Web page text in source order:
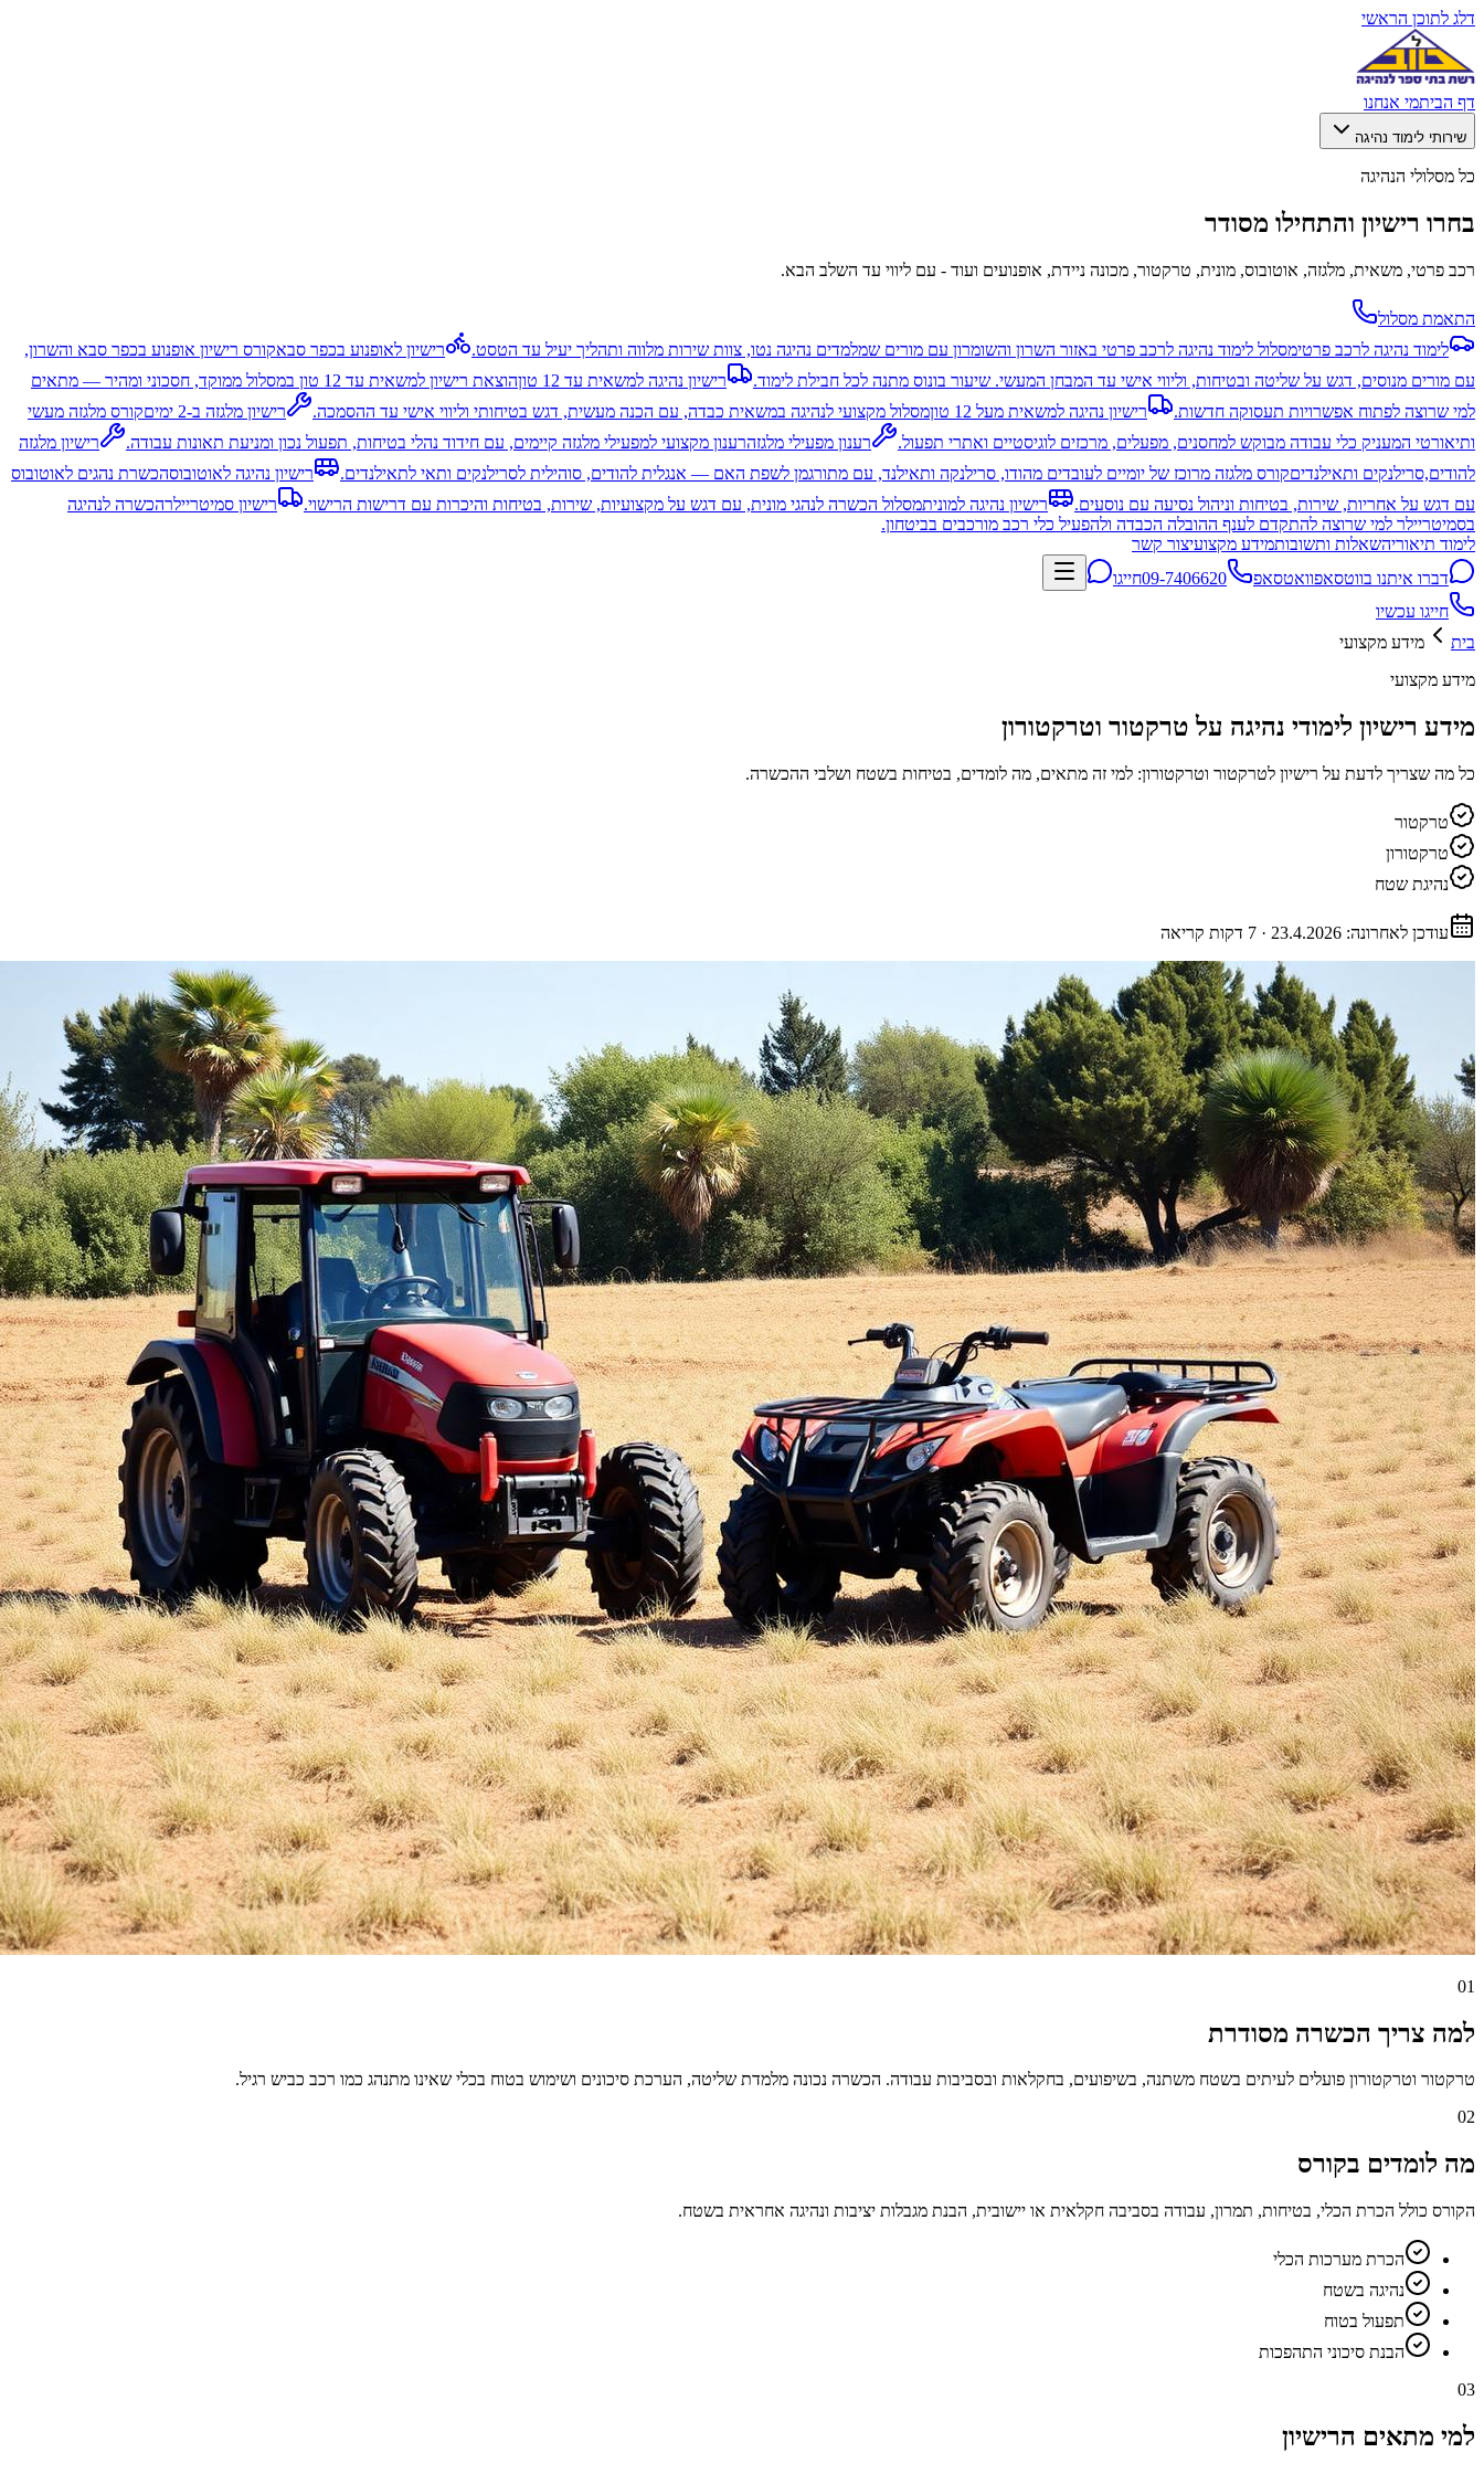
דלג לתוכן הראשי
דף הביתמי אנחנו
שירותי לימוד נהיגה
כל מסלולי הנהיגה
בחרו רישיון והתחילו מסודר
רכב פרטי, משאית, מלגזה, אוטובוס, מונית, טרקטור, מכונה ניידת, אופנועים ועוד - עם ליווי עד השלב הבא.
התאמת מסלול
לימוד נהיגה לרכב פרטימסלול לימוד נהיגה לרכב פרטי באזור השרון והשומרון עם מורים שמלמדים נהיגה נטו, צוות שירות מלווה ותהליך יעיל עד הטסט. רישיון לאופנוע בכפר סבאקורס רישיון אופנוע בכפר סבא והשרון,
עם מורים מנוסים, דגש על שליטה ובטיחות, וליווי אישי עד המבחן המעשי. שיעור בונוס מתנה לכל חבילת לימוד.
רישיון נהיגה למשאית עד 12 טון
הוצאת רישיון למשאית עד 12 טון במסלול ממוקד, חסכוני ומהיר — מתאים
למי שרוצה לפתוח אפשרויות תעסוקה חדשות.
רישיון נהיגה למשאית מעל 12 טון מסלול מקצועי לנהיגה במשאית כבדה, עם הכנה מעשית, דגש בטיחותי וליווי אישי עד ההסמכה. רישיון מלגזה ב-2 ימים
קורס מלגזה מעשי
ותיאורטי המעניק כלי עבודה מבוקש למחסנים, מפעלים, מרכזים לוגיסטיים ואתרי תפעול.
רענון מפעילי מלגזהרענון מקצועי למפעילי מלגזה קיימים, עם חידוד נהלי בטיחות, תפעול נכון ומניעת תאונות עבודה.
רישיון מלגזה
להודים,סרילנקים ותאילנדיםקורס מלגזה מרוכז של יומיים לעובדים מהודו, סרילנקה ותאילנד, עם מתורגמן לשפת האם — אנגלית להודים, סוהילית לסרילנקים ותאי לתאילנדים. רישיון נהיגה לאוטובוסהכשרת נהגים לאוטובוס
עם דגש על אחריות, שירות, בטיחות וניהול נסיעה עם נוסעים.
רישיון נהיגה למוניתמסלול הכשרה לנהגי מונית, עם דגש על מקצועיות, שירות, בטיחות והיכרות עם דרישות הרישוי. רישיון סמיטריילרהכשרה לנהיגה
בסמיטריילר למי שרוצה להתקדם לענף ההובלה הכבדה ולהפעיל כלי רכב מורכבים בביטחון.
לימוד תיאוריהשאלות ותשובותמידע מקצועיצור קשר
דברו איתנו בווטסאפוואטסאפ 09-7406620חייגו
חייגו עכשיו
בית
מידע מקצועי
מידע מקצועי
מידע רישיון לימודי נהיגה על טרקטור וטרקטורון
כל מה שצריך לדעת על רישיון לטרקטור וטרקטורון: למי זה מתאים, מה לומדים, בטיחות בשטח ושלבי ההכשרה.
טרקטור
טרקטורון
נהיגת שטח
עודכן לאחרונה: 23.4.2026
· 7 דקות קריאה
01
למה צריך הכשרה מסודרת
טרקטור וטרקטורון פועלים לעיתים בשטח משתנה, בשיפועים, בחקלאות ובסביבות עבודה. הכשרה נכונה מלמדת שליטה, הערכת סיכונים ושימוש בטוח בכלי שאינו מתנהג כמו רכב כביש רגיל.
02
מה לומדים בקורס
הקורס כולל הכרת הכלי, בטיחות, תמרון, עבודה בסביבה חקלאית או יישובית, הבנת מגבלות יציבות ונהיגה אחראית בשטח.
הכרת מערכות הכלי
נהיגה בשטח
תפעול בטוח
הבנת סיכוני התהפכות
03
למי מתאים הרישיון